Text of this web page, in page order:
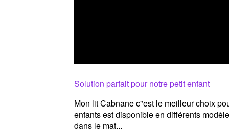
Solution parfait pour notre petit enfant
Mon lit Cabnane c"est le meilleur choix
enfants est disponible en différents
dans le mat...